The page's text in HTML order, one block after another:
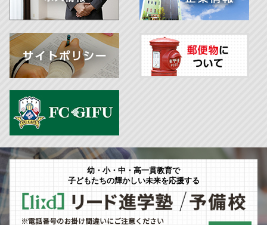
幼・小・中・高一貫教育で
子どもたちの輝かしい未来を応援する